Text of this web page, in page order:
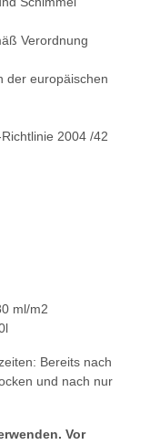
Verordnung
der europäischen
2004 /42
ml/m2
Bereits nach
und nach nur
Vor